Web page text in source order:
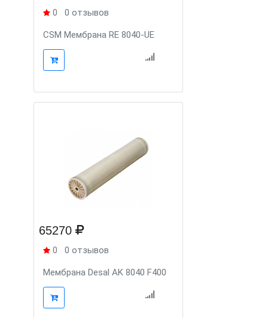
0 0 отзывов
CSM Мембрана RE 8040-UE
65270
0 0 отзывов
Мембрана Desal AK 8040 F400